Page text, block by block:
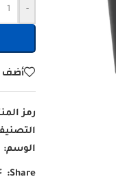
-
أضف
رمز
الوسم:
Share: